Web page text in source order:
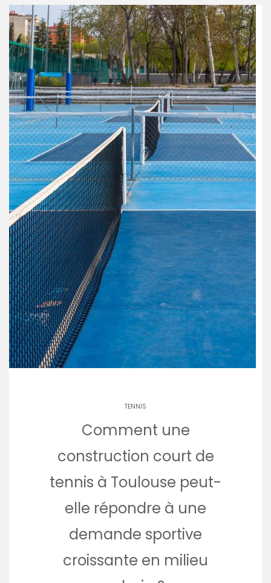
TENNIS
Comment une
construction court de
tennis à Toulouse peut-
elle répondre à une
demande sportive
croissante en milieu